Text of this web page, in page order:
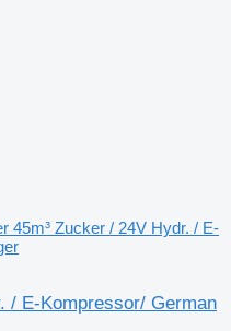
45m³ Zucker / 24V Hydr. / E-
/ E-Kompressor/ German